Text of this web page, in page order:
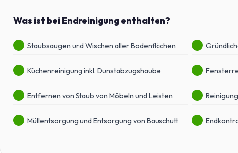
Was ist bei Endreinigung enthalten?
Staubsaugen und Wischen aller Bodenflächen
Küchenreinigung inkl. Dunstabzugshaube
Entfernen von Staub von Möbeln und Leisten
Müllentsorgung und Entsorgung von Bauschutt